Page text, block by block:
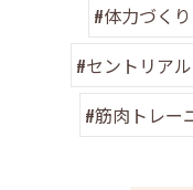
#体力づくり
#セントリア
#筋肉トレー